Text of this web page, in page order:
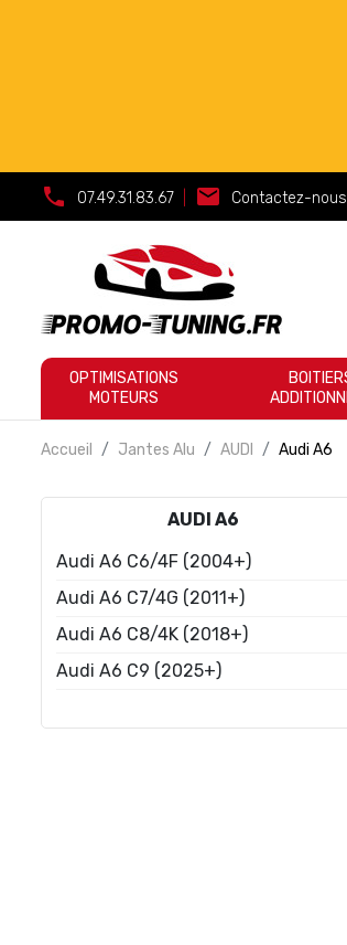
call 07.49.31.83.67 mail Contactez-nous
OPTIMISATIONS
MOTEURS
Accueil Jantes Alu AUDI Audi A6
AUDI A6
Audi A6 C6/4F (2004+)
Audi A6 C7/4G (2011+)
Audi A6 C8/4K (2018+)
Audi A6 C9 (2025+)